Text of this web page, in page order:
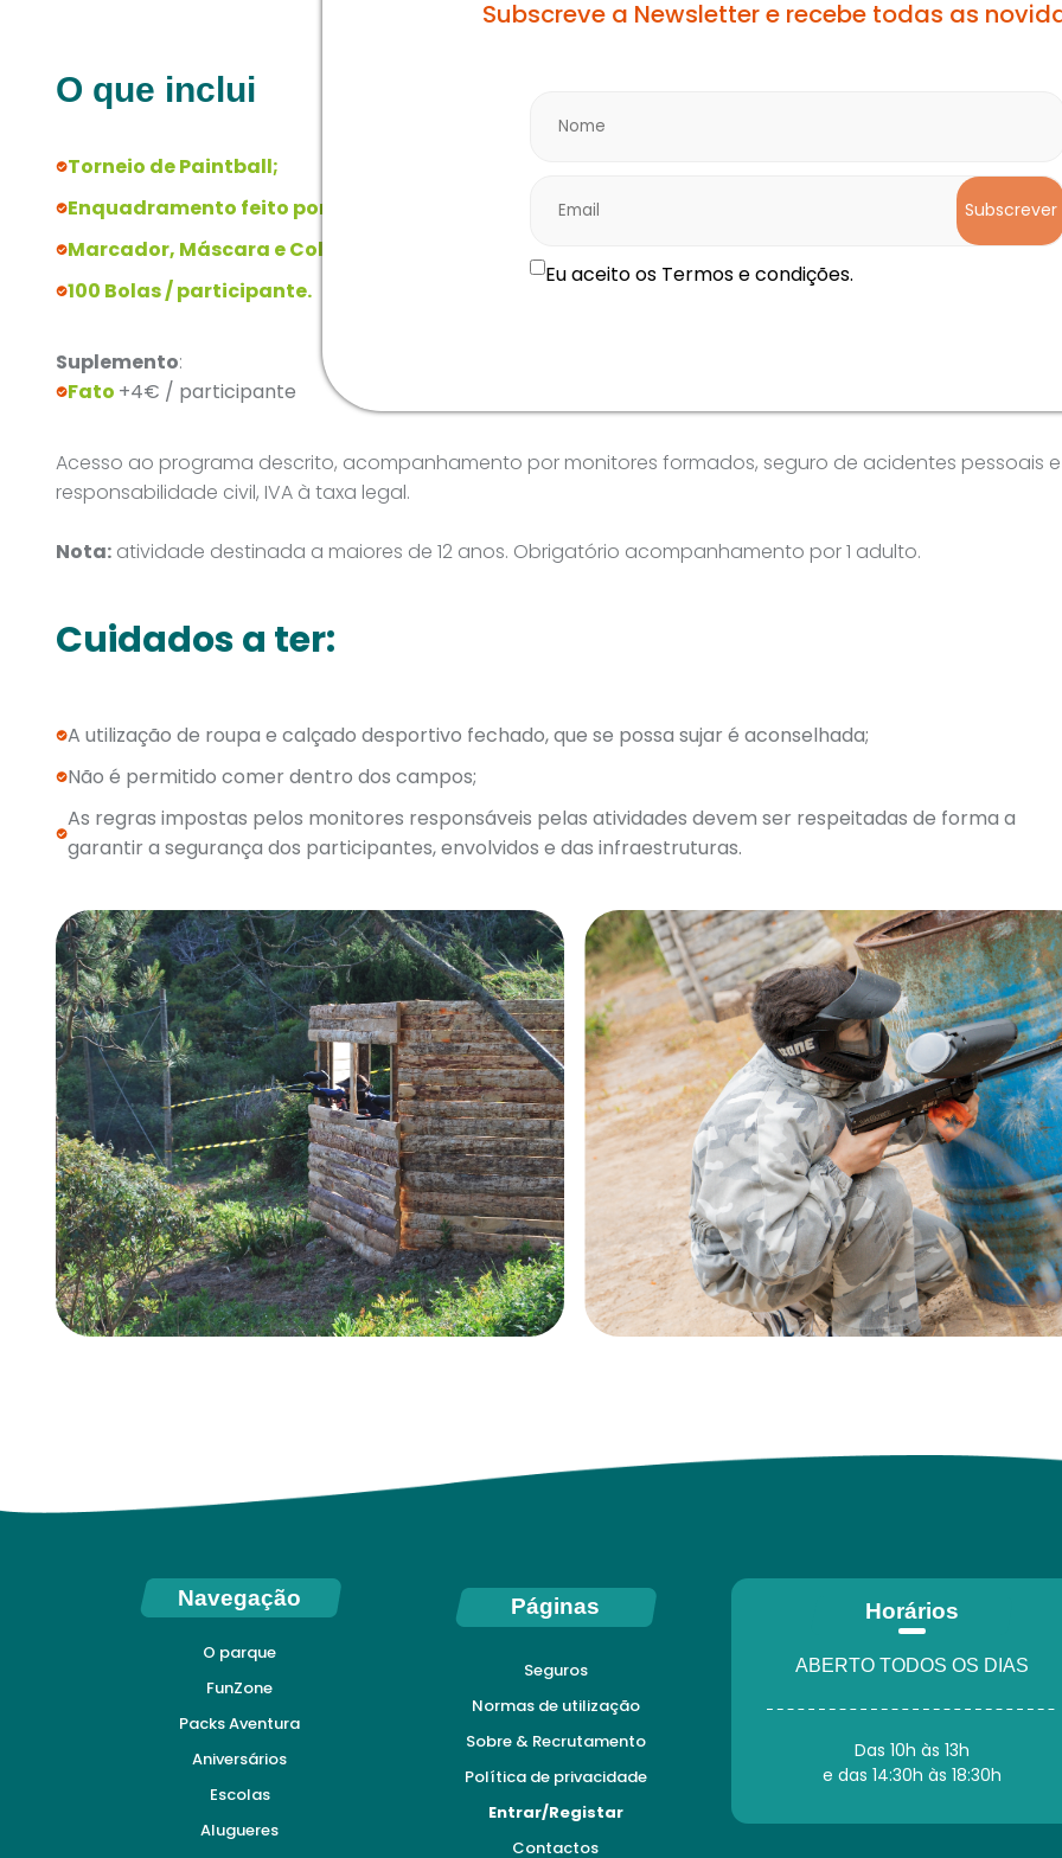
O que inclui
Torneio de Paintball;
Enquadramento feito por instrutores qualificados;
Marcador, Máscara e Colete;
100 Bolas / participante.
Suplemento:
Fato +4€ / participante
Acesso ao programa descrito, acompanhamento por monitores formados, seguro de acidentes pessoais
responsabilidade civil, IVA à taxa legal.
Nota: atividade destinada a maiores de 12 anos. Obrigatório acompanhamento por 1 adulto.
Cuidados a ter:
A utilização de roupa e calçado desportivo fechado, que se possa sujar é aconselhada;
Não é permitido comer dentro dos campos;
As regras impostas pelos monitores responsáveis pelas atividades devem ser respeitadas de forma a
garantir a segurança dos participantes, envolvidos e das infraestruturas.
Navegação
O parque
FunZone
Packs Aventura
Aniversários
Escolas
Alugueres
Páginas
Seguros
Normas de utilização
Sobre & Recrutamento
Política de privacidade
Entrar/Registar
Contactos
Horários
ABERTO TODOS OS DIAS
Das 10h às 13h
e das 14:30h às 18:30h
Subscreve a Newsletter e recebe todas as
Subscrever
Eu aceito os Termos e condições.